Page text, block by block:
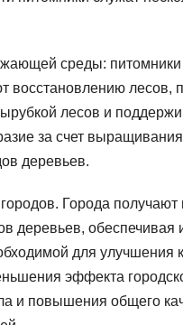
среды: питомники
восстановлению лесов,
лесов и
за счет выращивания
деревьев.
Города получают
деревьев, обеспечивая
для улучшения
эффекта
и повышения общего